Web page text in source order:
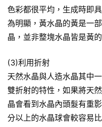
色彩都很平均，生成時即
為明顯，黃水晶的黃是一
晶，並非整塊水晶皆是黃的
(3)利用折射
天然水晶與人造水晶其中
雙折射的特性，如果將天
晶會看到水晶內頭髮有重
分以上的水晶球會較容易比